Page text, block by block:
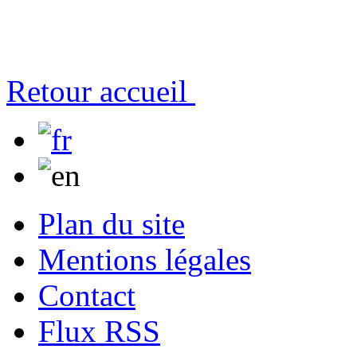
Retour accueil
Plan du site
Mentions légales
Contact
Flux RSS